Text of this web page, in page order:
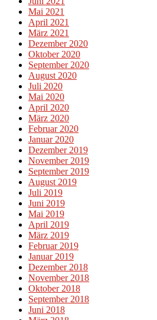
Mai 2021
April 2021
März 2021
Dezember 2020
Oktober 2020
September 2020
August 2020
Juli 2020
Mai 2020
April 2020
März 2020
Februar 2020
Januar 2020
Dezember 2019
November 2019
September 2019
August 2019
Juli 2019
Juni 2019
Mai 2019
April 2019
März 2019
Februar 2019
Januar 2019
Dezember 2018
November 2018
Oktober 2018
September 2018
Juni 2018